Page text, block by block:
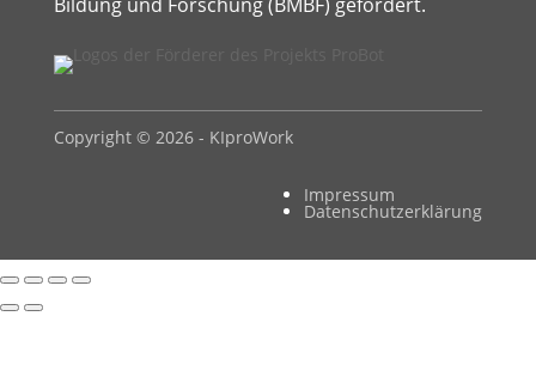
Copyright © 2026 - KIproWork
Impressum
Datenschutzerklärung